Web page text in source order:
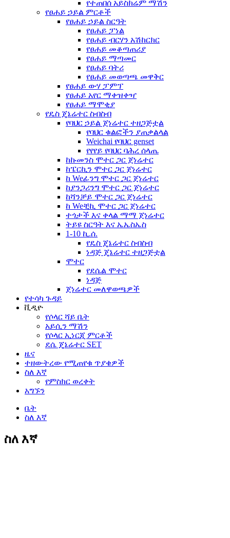
የተጠበሰ አይስክሬም ማሽን
የፀሐይ ኃይል ምርቶች
የፀሐይ ኃይል ስርዓት
የፀሐይ ፓነል
የፀሐይ ብርሃን አሽከርክር
የፀሐይ መቆጣጠሪያ
የፀሐይ ማጣመር
የፀሐይ ባትሪ
የፀሐይ መወጣጫ መዋቅር
የፀሐይ ውሃ ፓምፕ
የፀሐይ አየር ማቀዝቀዣ
የፀሐይ ማሞቂያ
የዴስ ጄኔሬተር ስብስብ
የባህር ኃይል ጀነሬተር ተዘጋጅቷል
የባህር ቁልፎችን ያጠቃልላል
Weichai የባህር genset
የየየይ የባህር ባሕረ ሰላጤ
ከኩመንስ ሞተር ጋር ጀነሬተር
ከፔርኪን ሞተር ጋር ጀነሬተር
ከ Weፊንግ ሞተር ጋር ጀነሬተር
ከያንጋሪንግ ሞተር ጋር ጀነሬተር
ከሻንቻይ ሞተር ጋር ጀነሬተር
ከ Weቺኪ ሞተር ጋር ጀነሬተር
ተጎታች እና ቀላል ማማ ጀነሬተር
ትይዩ ስርዓት እና ኤኤስኤስ
1-10 ኪ.ሰ.
የዴስ ጄኔሬተር ስብስብ
ነዳጅ ጄኔሬተር ተዘጋጅቷል
ሞተር
የደሴል ሞተር
ነዳጅ
ጀነሬተር መለዋወጫዎች
የተሳካ ጉዳይ
ቪዲዮ
የሶላር ሻይ ቤት
አይሲን ማሽን
የሶላር ኢነርጂ ምርቶች
ደሴ ጄኔሬተር SET
ዜና
ተዘውትረው የሚጠየቁ ጥያቄዎች
ስለ እኛ
የምስክር ወረቀት
አግኙን
ቤት
ስለ እኛ
ስለ እኛ